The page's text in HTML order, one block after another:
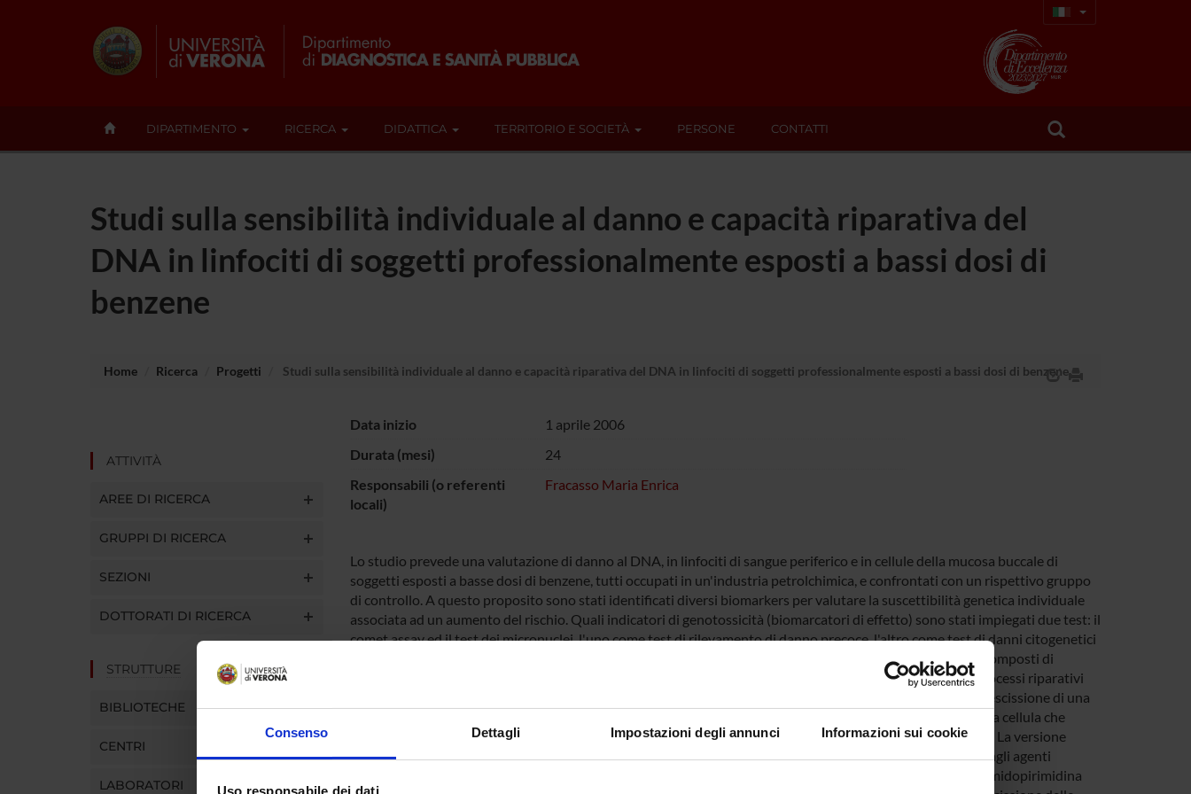
Consenso Dettagli Impostazioni degli annunci Informazioni sui cookie
Uso responsabile dei dati
DIPARTIMENTO RICERCA DIDATTICA TERRITORIO E SOCIETÀ PERSONE CONTATTI
Studi sulla sensibilità individuale al danno e capacità riparativa del
DNA in linfociti di soggetti professionalmente esposti a bassi dosi di
benzene
Home Ricerca Progetti Studi sulla sensibilità individuale al danno e capacità riparativa del DNA in linfociti di soggetti professionalmente esposti a bassi dosi di benzene
ATTIVITÀ
AREE DI RICERCA
GRUPPI DI RICERCA
SEZIONI
DOTTORATI DI RICERCA
STRUTTURE
BIBLIOTECHE
CENTRI
LABORATORI
Data inizio
1 aprile 2006
Durata (mesi)
24
Responsabili (o referenti
locali)
Fracasso Maria Enrica
Lo studio prevede una valutazione di danno al DNA, in linfociti di sangue periferico e in cellule della mucosa buccale di
soggetti esposti a basse dosi di benzene, tutti occupati in un'industria petrolchimica, e confrontati con un rispettivo gruppo
di controllo. A questo proposito sono stati identificati diversi biomarkers per valutare la suscettibilità genetica individuale
associata ad un aumento del rischio. Quali indicatori di genotossicità (biomarcatori di effetto) sono stati impiegati due test: il
comet assay ed il test dei micronuclei, l'uno come test di rilevamento di danno precoce, l'altro come test di danni citogenetici
fissi. Il comet assay può dare informazioni di genotossicità diretta ma anche fornire dati sulla capacità dei composti di
interferire con i sistemi di riparo della cellula, attraverso meccanismi epigenetici e genotossici indiretti. I processi riparativi
del DNA sono specifici per il tipo di danno subito, infatti gli enzimi coinvolti nei processi di riparazione per escissione di una
base danneggiata (BER) e la riparazione del nucleotide (NER) sono due meccanismi di riparo essenziali per la cellula che
permettono di riconoscere e rimuovere danni di tipo ossidativo o grosse lesioni indotte da agenti alchilanti. La versione
alcalina del comet test è uno tra i più sensibili test di genotossicità nel riconoscere i danni al DNA causati dagli agenti
ossidanti e questo metodo può essere ulteriormente modificato utilizzando delle glicosilasi, come la formamidopirimidina